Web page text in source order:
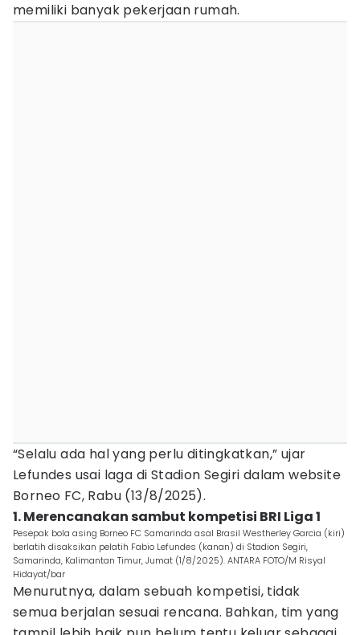
memiliki banyak pekerjaan rumah.
“Selalu ada hal yang perlu ditingkatkan,” ujar
Lefundes usai laga di Stadion Segiri dalam website
Borneo FC, Rabu (13/8/2025).
1. Merencanakan sambut kompetisi BRI Liga 1
Pesepak bola asing Borneo FC Samarinda asal Brasil Westherley Garcia (kiri)
berlatih disaksikan pelatih Fabio Lefundes (kanan) di Stadion Segiri,
Samarinda, Kalimantan Timur, Jumat (1/8/2025). ANTARA FOTO/M Risyal
Hidayat/bar
Menurutnya, dalam sebuah kompetisi, tidak
semua berjalan sesuai rencana. Bahkan, tim yang